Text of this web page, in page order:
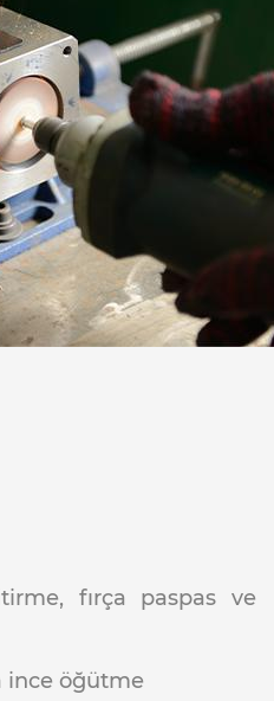
fırça paspas ve
ince öğütme